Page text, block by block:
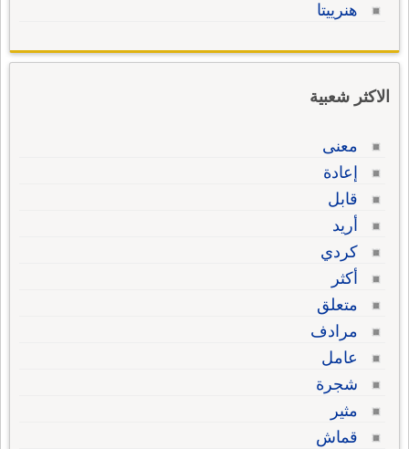
هنرييتا
الاكثر شعبية
معنى
إعادة
قابل
أريد
كردي
أكثر
متعلق
مرادف
عامل
شجرة
مثير
قماش